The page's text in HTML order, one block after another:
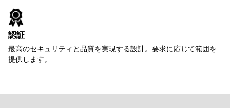
認証
最高のセキュリティと品質を実現する設計。要求に応じて範囲を
提供します。